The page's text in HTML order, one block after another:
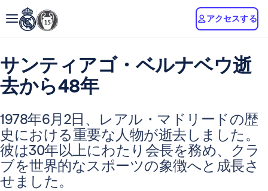
アクセスする
サンティアゴ・ベルナベウ逝
去から48年
1978年6月2日、レアル・マドリードの歴
史における重要な人物が逝去しました。
彼は30年以上にわたり会長を務め、クラ
ブを世界的なスポーツの象徴へと成長さ
せました。